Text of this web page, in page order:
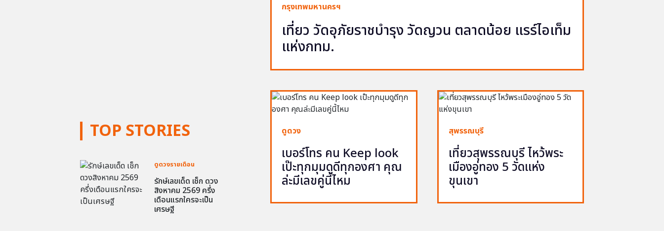
TOP STORIES
ดูดวงรายเดือน
รักษ์เลขเด็ด เช็ก ดวง
สิงหาคม 2569 ครึ่ง
เดือนแรกใครจะเป็น
เศรษฐี
กรุงเทพมหานครฯ
เที่ยว วัดอุภัยราชบำรุง วัดญวน ตลาดน้อย แรร์ไอเท็ม
แห่งกทม.
ดูดวง
เบอร์โทร คน Keep look
เป๊ะทุกมุมดูดีทุกองศา คุณ
ล่ะมีเลขคู่นี้ไหม
สุพรรณบุรี
เที่ยวสุพรรณบุรี ไหว้พระ
เมืองอู่ทอง 5 วัดแห่ง
ขุนเขา